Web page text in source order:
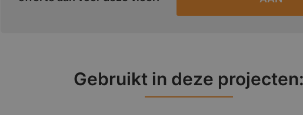
Gebruikt in deze projecten: